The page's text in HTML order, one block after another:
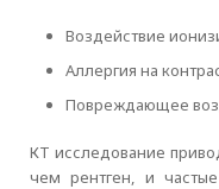
Воздействие
Аллергия на
Повреждающее
КТ исследование
чем рентген, и